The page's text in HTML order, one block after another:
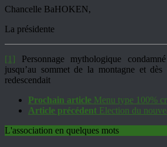
Chancelle BaHOKEN,
La présidente
[1] Personnage mythologique
jusqu’au sommet de la montagne et
redescendait
Prochain article Menu type 100%
Article précédent Election du
L'association en quelques mots